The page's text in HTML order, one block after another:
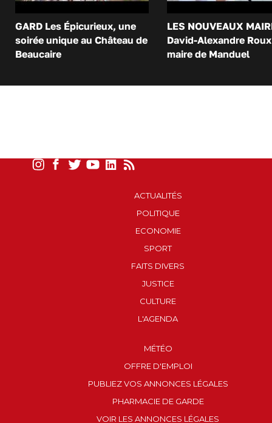
GARD Les Épicurieux, une
soirée unique au Château de
Beaucaire
LES NOUVEAUX
David-Alexandre
maire de Manduel
ACTUALITÉS
POLITIQUE
ECONOMIE
SPORT
FAITS DIVERS
JUSTICE
CULTURE
L'AGENDA
MÉTÉO
OFFRE D'EMPLOI
PUBLIEZ VOS ANNONCES LÉGALES
PHARMACIE DE GARDE
VOIR LES ANNONCES LÉGALES